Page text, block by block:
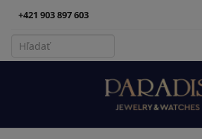
+421 903 897 603